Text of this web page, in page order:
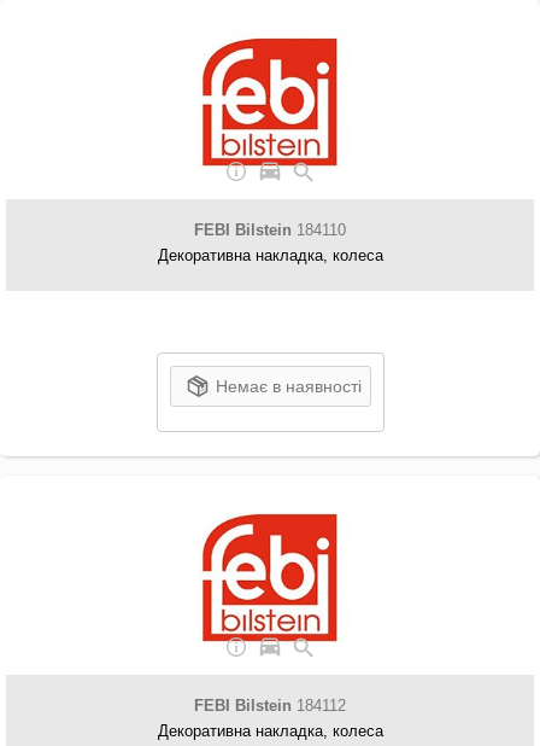
FEBI Bilstein 184110
Декоративна накладка, колеса
Немає в наявності
FEBI Bilstein 184112
Декоративна накладка, колеса